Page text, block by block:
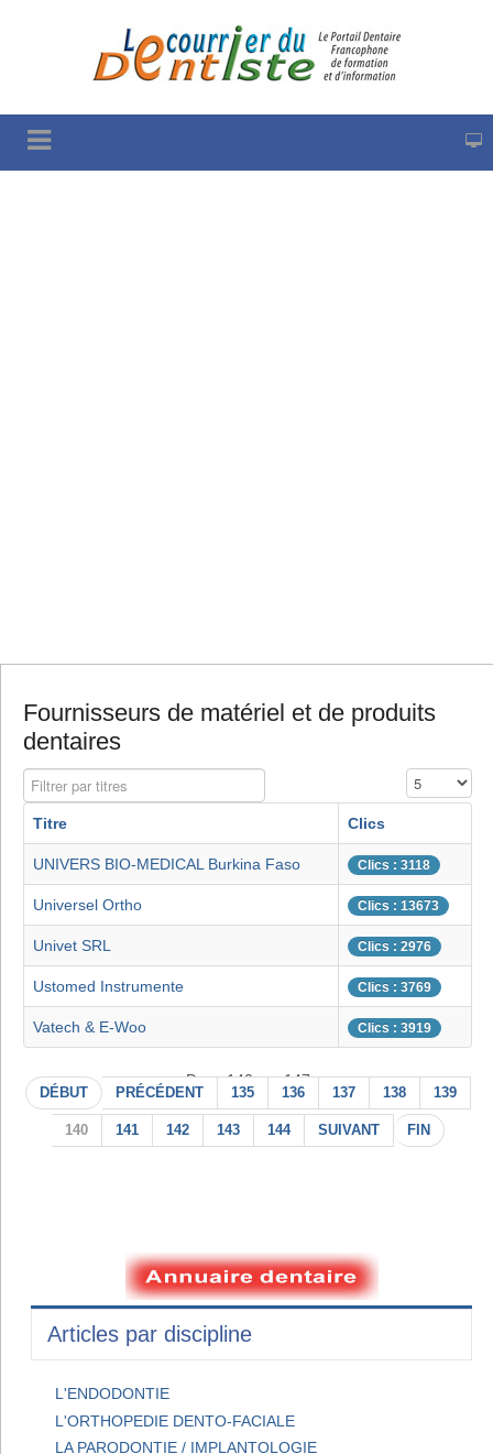
Fournisseurs de matériel et de produits
dentaires
Filtrer par titres Affichage #
Titre Clics
UNIVERS BIO-MEDICAL Burkina Faso Clics : 3118
Universel Ortho Clics : 13673
Univet SRL Clics : 2976
Ustomed Instrumente Clics : 3769
Vatech & E-Woo Clics : 3919
Page 140 sur 147
DÉBUT PRÉCÉDENT 135 136 137 138 139
140 141 142 143 144 SUIVANT FIN
Articles par discipline
L'ENDODONTIE
L'ORTHOPEDIE DENTO-FACIALE
LA PARODONTIE / IMPLANTOLOGIE